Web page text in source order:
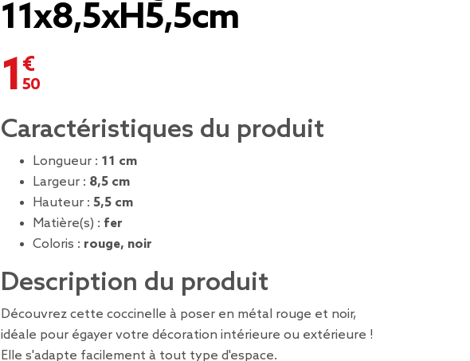
11x8,5xH5,5cm
1,50 €
Caractéristiques du produit
Longueur : 11 cm
Largeur : 8,5 cm
Hauteur : 5,5 cm
Matière(s) : fer
Coloris : rouge, noir
Description du produit
Découvrez cette coccinelle à poser en métal rouge et noir,
idéale pour égayer votre décoration intérieure ou extérieure !
Elle s'adapte facilement à tout type d'espace.